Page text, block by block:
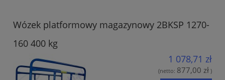
Wózek platformowy magazynowy 2BKSP 1270-
160 400 kg
1 078,71 zł
(netto: 877,00 zł )